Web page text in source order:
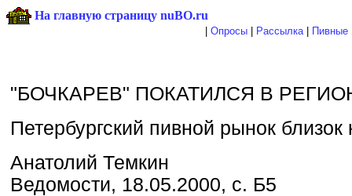
На главную страницу nuBO.ru
Опросы| Рассылка| Пивные
"БОЧКАРЕВ" ПОКАТИЛСЯ В
Петербургский пивной рынок
Анатолий Темкин
Ведомости, 18.05.2000, с. Б5